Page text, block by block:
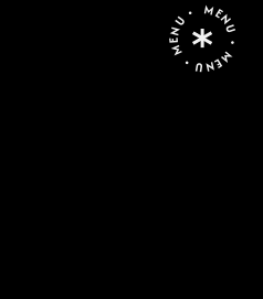
MENU • MENU • MENU •